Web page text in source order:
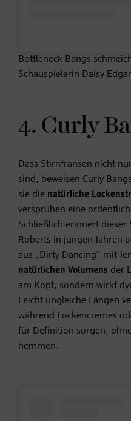
Bottleneck Bangs
Schauspielerin Daisy
4. Curly
Dass Stirnfransen nicht
sind, beweisen Curly
sie die natürliche
versprühen eine
Schließlich erinnert dieser
Roberts in jungen Jahren
aus „Dirty Dancing“ mit
natürlichen Volumens der
am Kopf, sondern wirkt
Leicht ungleiche Längen
während Lockencremes
für Definition sorgen,
hemmen.